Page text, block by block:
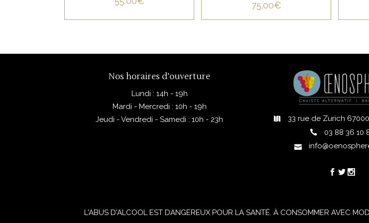
75.00€
Nos horaires d’ouverture
Lundi : 14h - 19h
Mardi - Mercredi : 10h - 19h
Jeudi - Vendredi - Samedi : 10h - 23h
33 rue de Zurich
03 88 36 10
L'ABUS D'ALCOOL EST DANGEREUX POUR LA SANTÉ. À CONSOMMER AVEC